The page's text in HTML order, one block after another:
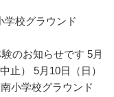
学校グラウンド
のお知らせです 5月
止） 5月10日（日）
小学校グラウンド